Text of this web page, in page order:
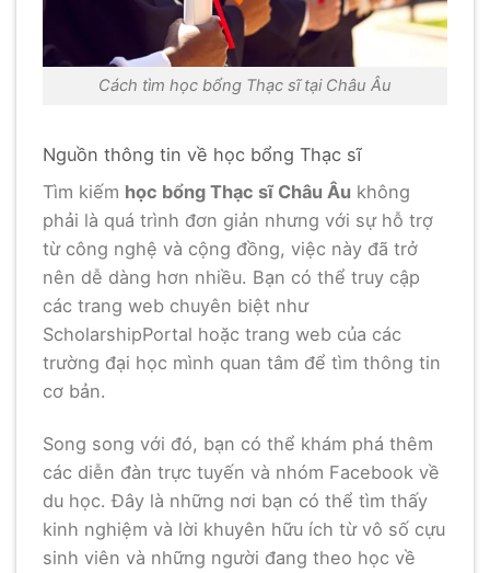
Cách tìm học bổng Thạc sĩ tại Châu Âu
Nguồn thông tin về học bổng Thạc sĩ
Tìm kiếm học bổng Thạc sĩ Châu Âu không
phải là quá trình đơn giản nhưng với sự hỗ trợ
từ công nghệ và cộng đồng, việc này đã trở
nên dễ dàng hơn nhiều. Bạn có thể truy cập
các trang web chuyên biệt như
ScholarshipPortal hoặc trang web của các
trường đại học mình quan tâm để tìm thông tin
cơ bản.
Song song với đó, bạn có thể khám phá thêm
các diễn đàn trực tuyến và nhóm Facebook về
du học. Đây là những nơi bạn có thể tìm thấy
kinh nghiệm và lời khuyên hữu ích từ vô số cựu
sinh viên và những người đang theo học về